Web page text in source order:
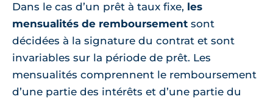
Dans le cas d’un prêt à taux fixe, les
mensualités de remboursement sont
décidées à la signature du contrat et sont
invariables sur la période de prêt. Les
mensualités comprennent le remboursement
d’une partie des intérêts et d’une partie du